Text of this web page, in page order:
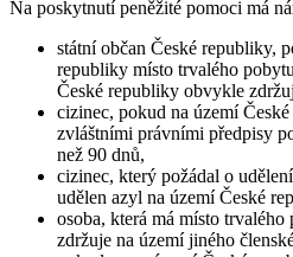
Na poskytnutí peněžité pomoci má
státní občan České republiky,
republiky místo trvalého
České republiky obvykle
cizinec, pokud na území
zvláštními právními předpisy
než 90 dnů,
cizinec, který požádal o
udělen azyl na území České
osoba, která má místo
zdržuje na území jiného